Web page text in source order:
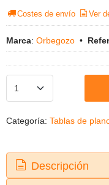
Costes de envío Ver
Marca: Orbegozo •
Categoría: Tablas de
Descripción